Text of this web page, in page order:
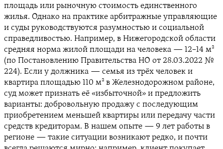
площадь или рыночную стоимость единственного
жилья. Однако на практике арбитражные управляющие
и суды руководствуются разумностью и социальной
справедливостью. Например, в Нижегородской области
средняя норма жилой площади на человека — 12–14 м²
(по Постановлению Правительства НО от 28.03.2022 №
224). Если у должника — семья из трёх человек и
квартира площадью 110 м² в Железнодорожном районе,
суд может признать её «избыточной» и предложить
варианты: добровольную продажу с последующим
приобретением меньшей квартиры или передачу части
средств кредиторам. В нашем опыте — 9 лет работы в
регионе — такие ситуации возникают редко, и почти